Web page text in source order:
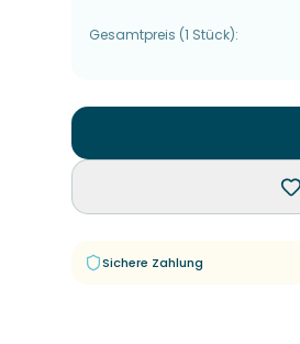
Gesamtpreis (1 Stück):
Sichere Zahlung